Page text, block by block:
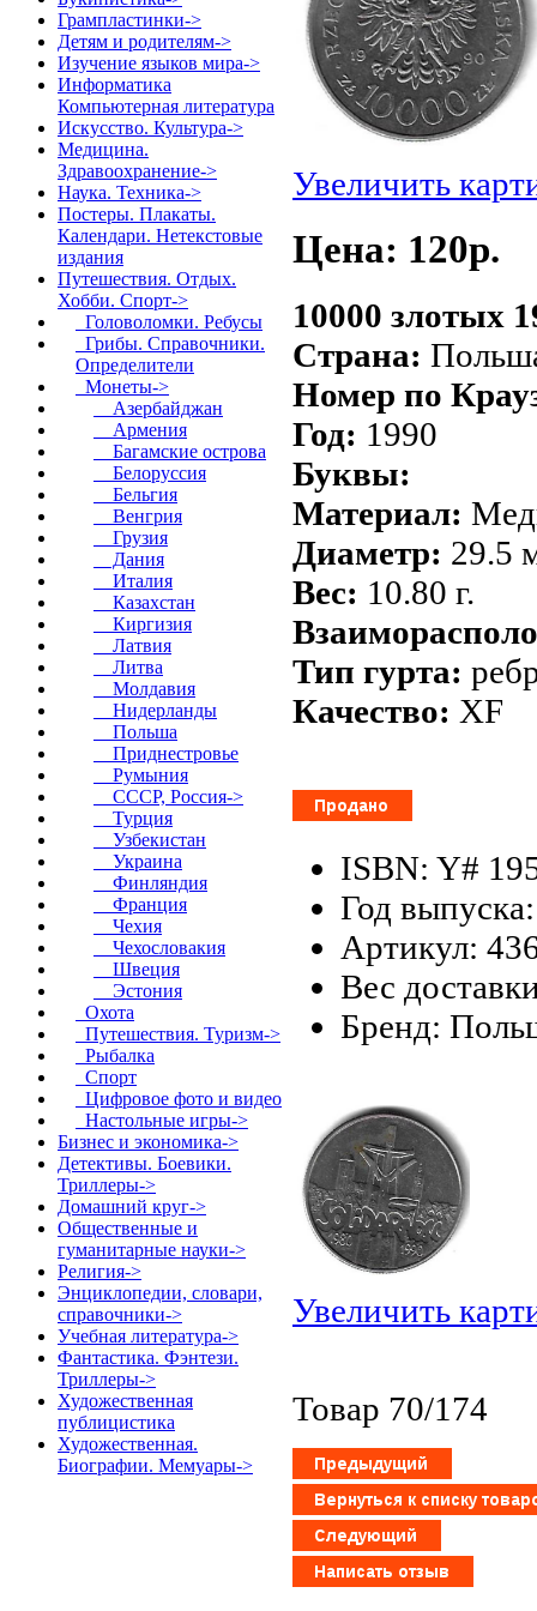
Грампластинки->
Детям и родителям->
Изучение языков мира->
Информатика
Компьютерная литература
Искусство. Культура->
Медицина.
Здравоохранение->
Наука. Техника->
Постеры. Плакаты.
Календари. Нетекстовые
издания
Путешествия. Отдых.
Хобби. Спорт->
Головоломки. Ребусы
Грибы. Справочники.
Определители
Монеты->
Азербайджан
Армения
Багамские острова
Белоруссия
Бельгия
Венгрия
Грузия
Дания
Италия
Казахстан
Киргизия
Латвия
Литва
Молдавия
Нидерланды
Польша
Приднестровье
Румыния
СССР, Россия->
Турция
Узбекистан
Украина
Финляндия
Франция
Чехия
Чехословакия
Швеция
Эстония
Охота
Путешествия. Туризм->
Рыбалка
Спорт
Цифровое фото и видео
Настольные игры->
Бизнес и экономика->
Детективы. Боевики.
Триллеры->
Домашний круг->
Общественные и
гуманитарные науки->
Религия->
Энциклопедии, словари,
справочники->
Учебная литература->
Фантастика. Фэнтези.
Триллеры->
Художественная
публицистика
Художественная.
Биографии. Мемуары->
Увеличить
Цена: 120p.
10000 злотых
Страна:
Номер по
Год: 1990
Буквы:
Материал:
Диаметр: 29.5
Вес: 10.80 г.
Тип гурта:
Качество: XF
ISBN: Y#
Год
Артикул:
Вес
Бренд:
Увеличить
Товар 70/174